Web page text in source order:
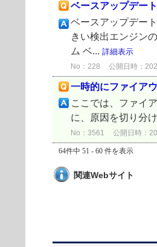
ベースアップデー
ベースアップデー
きい検出エンジン
ム ベ... 詳細表示
No：228 公開日時：
一時的にファイア
ここでは、ファイ
に、原因を切り分
No：3561 公開日時：
64件中 51 - 60 件を表示
関連Webサイト